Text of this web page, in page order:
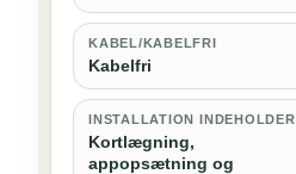
KABEL/KABELFRI
Kabelfri
INSTALLATION INDEHOLDER
Kortlægning,
appopsætning og